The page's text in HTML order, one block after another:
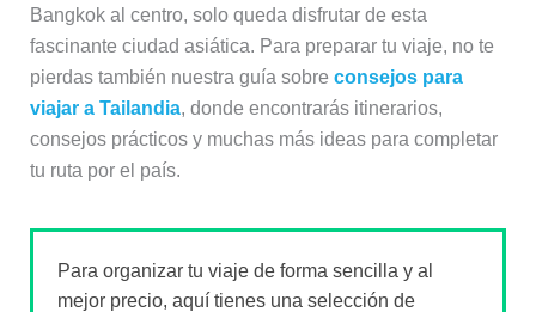
Bangkok al centro, solo queda disfrutar de esta
fascinante ciudad asiática. Para preparar tu viaje, no te
pierdas también nuestra guía sobre consejos para
viajar a Tailandia, donde encontrarás itinerarios,
consejos prácticos y muchas más ideas para completar
tu ruta por el país.
Para organizar tu viaje de forma sencilla y al
mejor precio, aquí tienes una selección de